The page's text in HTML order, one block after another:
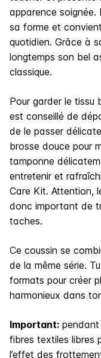
apparence soignée.
sa forme et
quotidien. Grâce à
longtemps son bel
classique.
Pour garder le tissu
est conseillé de
de le passer
brosse douce pour
tamponne
entretenir et
Care Kit. Attention,
donc important de
taches.
Ce coussin se
de la même série.
formats pour créer
harmonieux dans
Important:
fibres textiles libres
l’effet des